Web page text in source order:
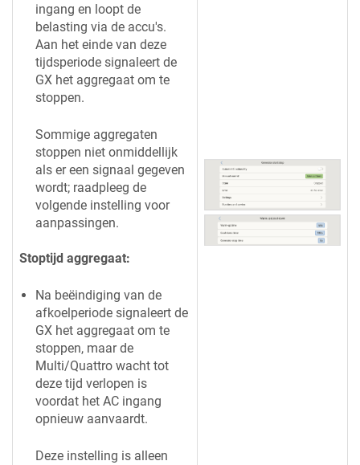
ingang en loopt de
belasting via de accu's.
Aan het einde van deze
tijdsperiode signaleert de
GX het aggregaat om te
stoppen.
Sommige aggregaten
stoppen niet onmiddellijk
als er een signaal gegeven
wordt; raadpleeg de
volgende instelling voor
aanpassingen.
Stoptijd aggregaat:
Na beëindiging van de
afkoelperiode signaleert de
GX het aggregaat om te
stoppen, maar de
Multi/Quattro wacht tot
deze tijd verlopen is
voordat het AC ingang
opnieuw aanvaardt.
Deze instelling is alleen